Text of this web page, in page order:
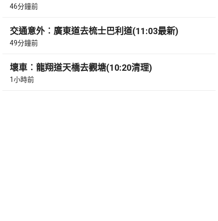
46分鐘前
交通意外︰廣東道去梳士巴利道(11:03最新)
49分鐘前
壞車︰龍翔道天橋去觀塘(10:20清理)
1小時前